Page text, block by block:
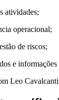
atividades;
operacional;
de riscos;
e
Leo